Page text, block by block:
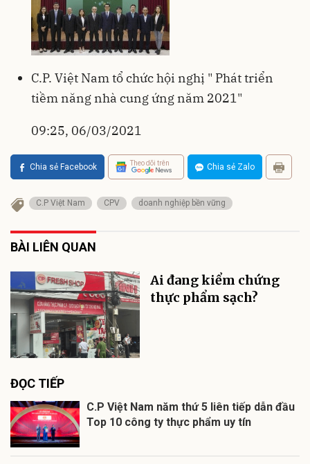
C.P. Việt Nam tổ chức hội nghị " Phát triển
tiềm năng nhà cung ứng năm 2021"
09:25, 06/03/2021
Chia sẻ Facebook Theo dõi trên Chia sẻ Zalo
C.P Việt Nam CPV doanh nghiệp bền vững
BÀI LIÊN QUAN
Ai đang kiểm chứng
thực phẩm sạch?
ĐỌC TIẾP
C.P Việt Nam năm thứ 5 liên tiếp dẫn đầu
Top 10 công ty thực phẩm uy tín